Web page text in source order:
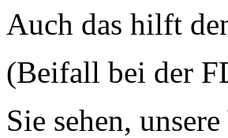
Auch das hilft
(Beifall bei der
Sie sehen,